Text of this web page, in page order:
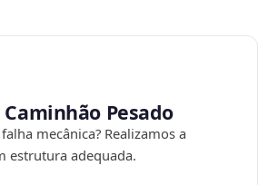
Pesado
mecânica? Realizamos a
estrutura adequada.